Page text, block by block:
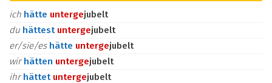
ich hätte untergejubelt
du hättest untergejubelt
er/sie/es hätte untergejubelt
wirhätten untergejubelt
ihrhättet untergejubelt